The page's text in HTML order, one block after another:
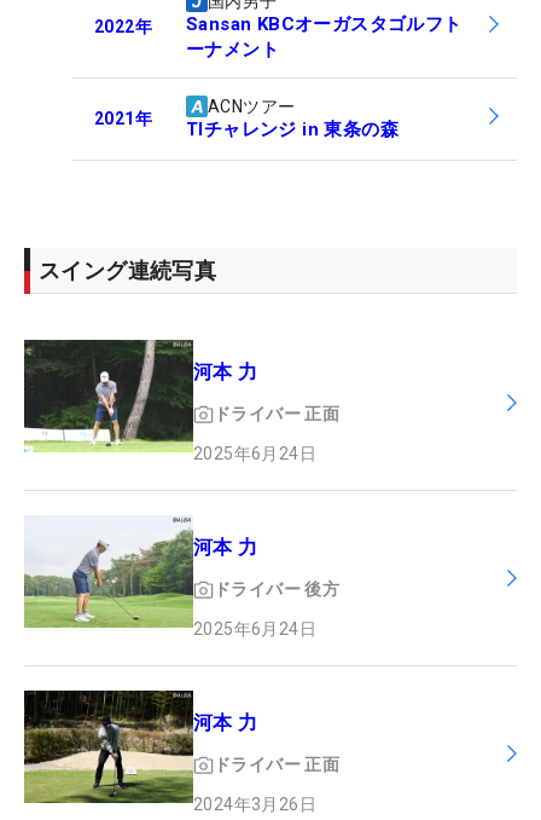
2022年
Sansan KBCオーガスタゴルフト
ーナメント
2021年
ACNツアー
TIチャレンジ in 東条の森
スイング連続写真
河本 力
ドライバー 正面
2025年6月24日
河本 力
ドライバー 後方
2025年6月24日
河本 力
ドライバー 正面
2024年3月26日